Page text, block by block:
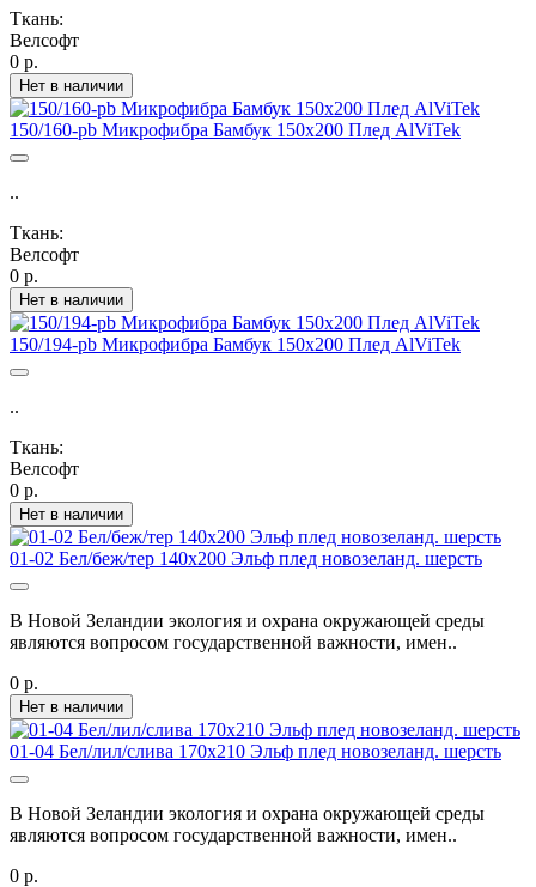
Ткань:
Велсофт
0 р.
Нет в наличии
150/160-pb Микрофибра Бамбук 150х200 Плед AlViTek
..
Ткань:
Велсофт
0 р.
Нет в наличии
150/194-pb Микрофибра Бамбук 150х200 Плед AlViTek
..
Ткань:
Велсофт
0 р.
Нет в наличии
01-02 Бел/беж/тер 140х200 Эльф плед новозеланд. шерсть
В Новой Зеландии экология и охрана окружающей среды
являются вопросом государственной важности, имен..
0 р.
Нет в наличии
01-04 Бел/лил/слива 170х210 Эльф плед новозеланд. шерсть
В Новой Зеландии экология и охрана окружающей среды
являются вопросом государственной важности, имен..
0 р.